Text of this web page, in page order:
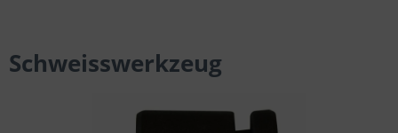
Schweisswerkzeug